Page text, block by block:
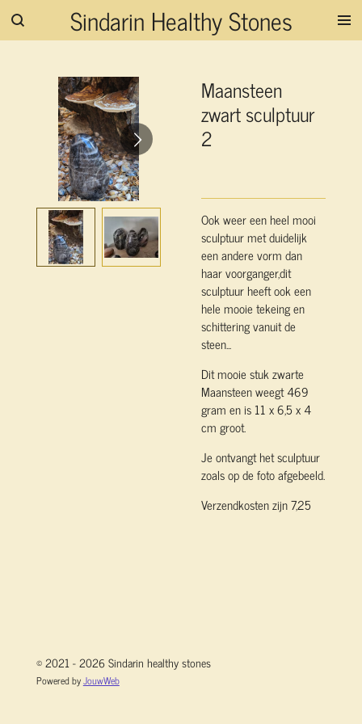
Ga
hoofdinhoud
Sindarin Healthy Stones
Maansteen
zwart sculptuur
2
Ook weer een heel mooi
sculptuur met duidelijk
een andere vorm dan
haar voorganger,dit
sculptuur heeft ook een
hele mooie tekeing en
schittering vanuit de
steen...
Dit mooie stuk zwarte
Maansteen weegt 469
gram en is 11 x 6,5 x 4
cm groot.
Je ontvangt het sculptuur
zoals op de foto afgebeeld.
Verzendkosten zijn 7,25
© 2021 - 2026 Sindarin healthy stones
Powered byJouwWeb